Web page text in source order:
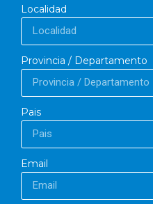
Localidad
Provincia / Departamento
Pais
Email